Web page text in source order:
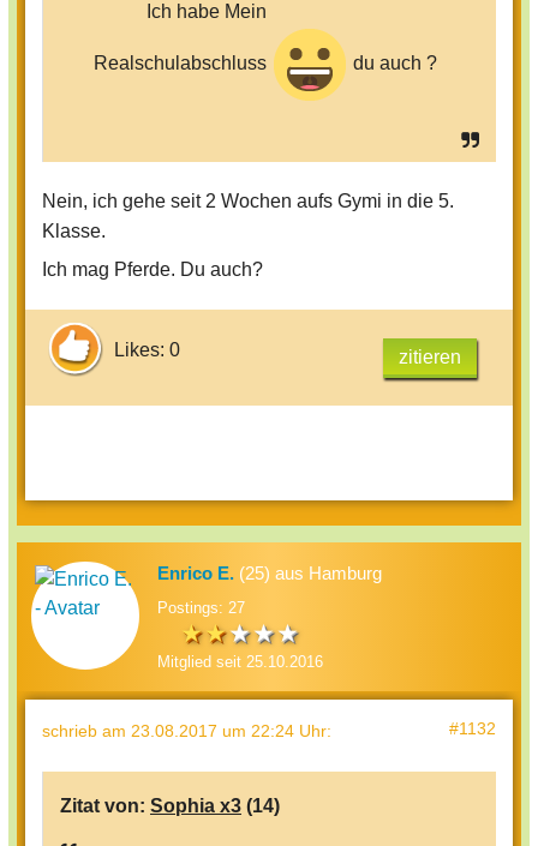
Ich habe Mein
Realschulabschluss du auch ?
Nein, ich gehe seit 2 Wochen aufs Gymi in die 5.
Klasse.
Ich mag Pferde. Du auch?
Likes: 0 zitieren
Enrico E. (25) aus Hamburg
Postings: 27
Mitglied seit 25.10.2016
schrieb am 23.08.2017 um 22:24 Uhr: #1132
Zitat von: Sophia x3 (14)